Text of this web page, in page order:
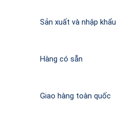
Sản xuất và nhập khẩu
Hàng có sẵn
Giao hàng toàn quốc